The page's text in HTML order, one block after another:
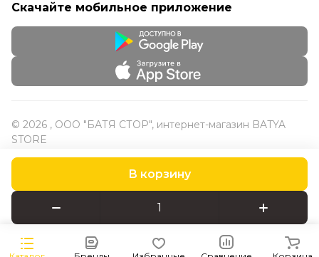
В корзину
Скачайте мобильное приложение
© 2026 , ООО "БАТЯ СТОР", интернет-магазин BATYA
STORE
Конфиденциальность Оферта